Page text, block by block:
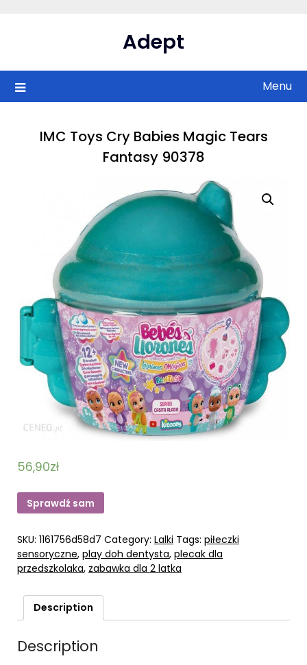
Adept
Menu
IMC Toys Cry Babies Magic Tears
Fantasy 90378
56,90zł
Sprawdź sam
SKU: 1161756d58d7 Category: Lalki Tags: piłeczki
sensoryczne, play doh dentysta, plecak dla
przedszkolaka, zabawka dla 2 latka
Description
Description